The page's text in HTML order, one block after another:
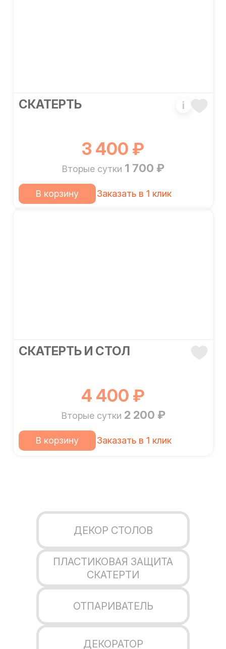
СКАТЕРТЬ i
3 400 ₽
Вторые сутки 1 700 ₽
В корзину Заказать в 1 клик
СКАТЕРТЬ И СТОЛ
4 400 ₽
Вторые сутки 2 200 ₽
В корзину Заказать в 1 клик
ДЕКОР СТОЛОВ
ПЛАСТИКОВАЯ ЗАЩИТА
СКАТЕРТИ
ОТПАРИВАТЕЛЬ
ДЕКОРАТОР